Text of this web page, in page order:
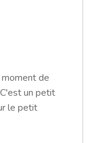
de
un petit
le petit